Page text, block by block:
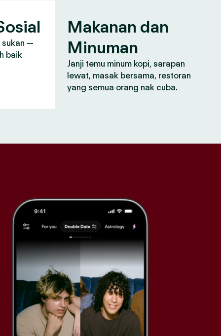
sukan —
baik
Makanan dan
Minuman
Janji temu minum kopi, sarapan
lewat, masak bersama, restoran
yang semua orang nak cuba.